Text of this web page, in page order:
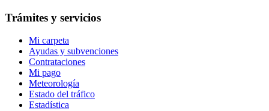
Trámites y servicios
Mi carpeta
Ayudas y subvenciones
Contrataciones
Mi pago
Meteorología
Estado del tráfico
Estadística